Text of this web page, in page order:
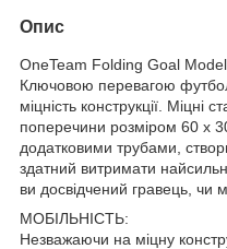
Опис
OneTeam Folding Goal
Ключовою перевагою
міцність конструкції. Міцні
поперечини розміром 60 х
додатковими трубами,
здатний витримати
ви досвідчений гравець, чи
МОБІЛЬНІСТЬ:
Незважаючи на міцну